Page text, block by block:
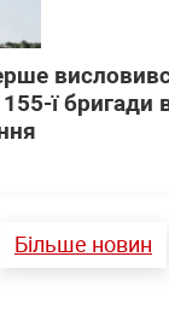
ї бригади
Більше новин